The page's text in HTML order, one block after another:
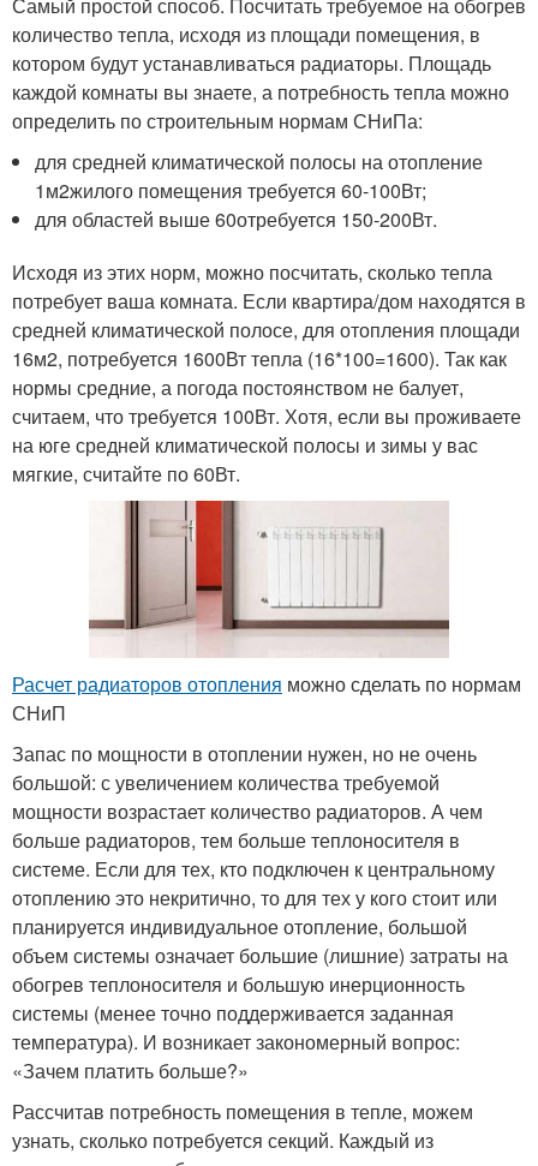
Самый простой способ. Посчитать требуемое на обогрев
количество тепла, исходя из площади помещения, в
котором будут устанавливаться радиаторы. Площадь
каждой комнаты вы знаете, а потребность тепла можно
определить по строительным нормам СНиПа:
для средней климатической полосы на отопление
1м2жилого помещения требуется 60-100Вт;
для областей выше 60отребуется 150-200Вт.
Исходя из этих норм, можно посчитать, сколько тепла
потребует ваша комната. Если квартира/дом находятся в
средней климатической полосе, для отопления площади
16м2, потребуется 1600Вт тепла (16*100=1600). Так как
нормы средние, а погода постоянством не балует,
считаем, что требуется 100Вт. Хотя, если вы проживаете
на юге средней климатической полосы и зимы у вас
мягкие, считайте по 60Вт.
Расчет радиаторов отопления можно сделать по нормам
СНиП
Запас по мощности в отоплении нужен, но не очень
большой: с увеличением количества требуемой
мощности возрастает количество радиаторов. А чем
больше радиаторов, тем больше теплоносителя в
системе. Если для тех, кто подключен к центральному
отоплению это некритично, то для тех у кого стоит или
планируется индивидуальное отопление, большой
объем системы означает большие (лишние) затраты на
обогрев теплоносителя и большую инерционность
системы (менее точно поддерживается заданная
температура). И возникает закономерный вопрос:
«Зачем платить больше?»
Рассчитав потребность помещения в тепле, можем
узнать, сколько потребуется секций. Каждый из